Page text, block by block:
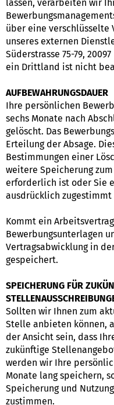
lassen, verarbeiten wir
über eine verschlüsselte
unseres externen
Süderstrasse 75-79,
ein Drittland ist nicht
AUFBEWAHRUNGSDAUER
Ihre persönlichen
sechs Monate nach
gelöscht. Das
Erteilung der Absage.
Bestimmungen einer
weitere Speicherung
erforderlich ist oder Sie
ausdrücklich zugestimmt
Kommt ein
Bewerbungsunterlagen
Vertragsabwicklung in
gespeichert.
SPEICHERUNG FÜR
Sollten wir Ihnen zum
Stelle anbieten können,
der Ansicht sein, dass
zukünftige
werden wir Ihre
Monate lang speichern,
Speicherung und
zustimmen.